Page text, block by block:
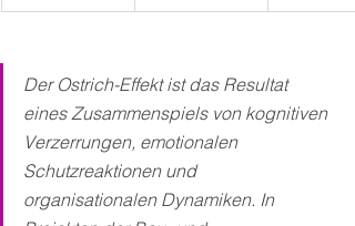
Der Ostrich-Effekt ist das Resultat
eines Zusammenspiels von kognitiven
Verzerrungen, emotionalen
Schutzreaktionen und
organisationalen Dynamiken. In